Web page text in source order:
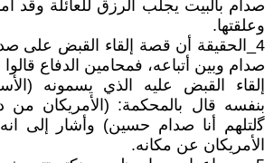
صدام بالبيت يجلب الرزق للعائلة وقد
وعلقتها.
4_الحقيقة أن قصة إلقاء القبض على
صدام وبين أتباعه، فمحامين الدفاع
إلقاء القبض عليه الذي يسمونه
بنفسه قال بالمحكمة: (الأمريكان من
ﮔلتلهم أنا صدام حسين) وأشار إلى
الأمريكان عن مكانه.